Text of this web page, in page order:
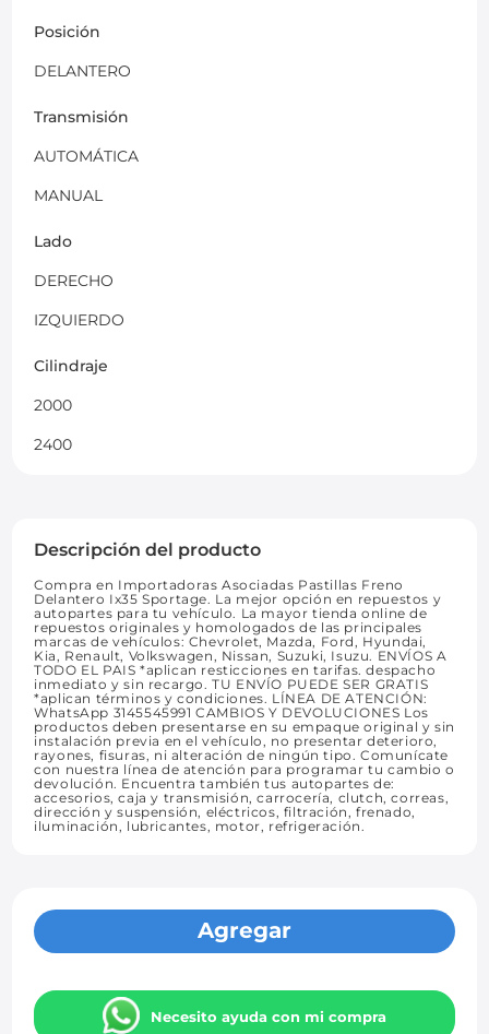
Posición
DELANTERO
Transmisión
AUTOMÁTICA
MANUAL
Lado
DERECHO
IZQUIERDO
Cilindraje
2000
2400
Descripción del producto
Compra en Importadoras Asociadas Pastillas Freno
Delantero Ix35 Sportage. La mejor opción en repuestos y
autopartes para tu vehículo. La mayor tienda online de
repuestos originales y homologados de las principales
marcas de vehículos: Chevrolet, Mazda, Ford, Hyundai,
Kia, Renault, Volkswagen, Nissan, Suzuki, Isuzu. ENVÍOS A
TODO EL PAIS *aplican resticciones en tarifas. despacho
inmediato y sin recargo. TU ENVÍO PUEDE SER GRATIS
*aplican términos y condiciones. LÍNEA DE ATENCIÓN:
WhatsApp 3145545991 CAMBIOS Y DEVOLUCIONES Los
productos deben presentarse en su empaque original y sin
instalación previa en el vehículo, no presentar deterioro,
rayones, fisuras, ni alteración de ningún tipo. Comunícate
con nuestra línea de atención para programar tu cambio o
devolución. Encuentra también tus autopartes de:
accesorios, caja y transmisión, carrocería, clutch, correas,
dirección y suspensión, eléctricos, filtración, frenado,
iluminación, lubricantes, motor, refrigeración.
Agregar
Necesito ayuda con mi compra